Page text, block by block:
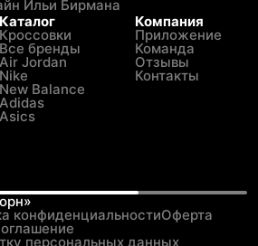
Ильи Бирмана
Каталог
Кроссовки
Все бренды
Air Jordan
Nike
New Balance
Adidas
Asics
Компания
Приложение
Команда
Отзывы
Контакты
конфиденциальностиОферта
персональных данных